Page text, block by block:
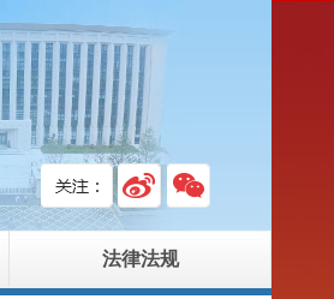
法律法规